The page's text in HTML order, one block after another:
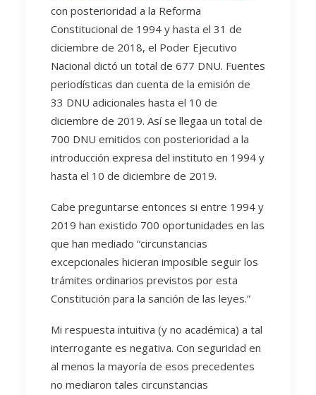
con posterioridad a la Reforma
Constitucional de 1994 y hasta el 31 de
diciembre de 2018, el Poder Ejecutivo
Nacional dictó un total de 677 DNU. Fuentes
periodísticas dan cuenta de la emisión de
33 DNU adicionales hasta el 10 de
diciembre de 2019. Así se llegaa un total de
700 DNU emitidos con posterioridad a la
introducción expresa del instituto en 1994 y
hasta el 10 de diciembre de 2019.
Cabe preguntarse entonces si entre 1994 y
2019 han existido 700 oportunidades en las
que han mediado “circunstancias
excepcionales hicieran imposible seguir los
trámites ordinarios previstos por esta
Constitución para la sanción de las leyes.”
Mi respuesta intuitiva (y no académica) a tal
interrogante es negativa. Con seguridad en
al menos la mayoría de esos precedentes
no mediaron tales circunstancias